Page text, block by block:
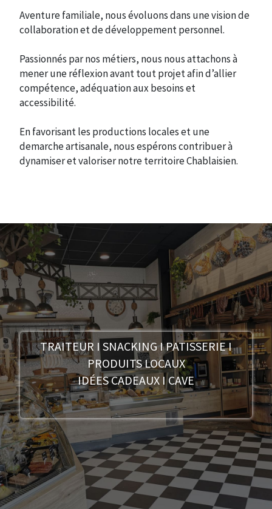
Aventure familiale, nous évoluons dans une vision de
collaboration et de développement personnel.
Passionnés par nos métiers, nous nous attachons à
mener une réflexion avant tout projet afin d’allier
compétence, adéquation aux besoins et
accessibilité.
En favorisant les productions locales et une
demarche artisanale, nous espérons contribuer à
dynamiser et valoriser notre territoire Chablaisien.
TRAITEUR I SNACKING I PATISSERIE I
PRODUITS LOCAUX
IDÉES CADEAUX I CAVE